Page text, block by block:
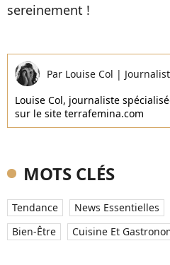
sereinement !
Par Louise Col |
Louise Col, journaliste
sur le site terrafemina.com
MOTS CLÉS
Tendance News Essentielles
Bien-Être
Cuisine Et